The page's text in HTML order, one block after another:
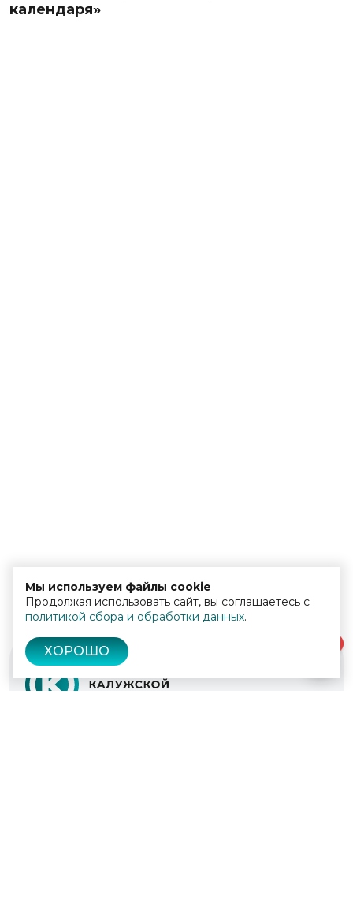
календаря»
Мы используем файлы cookie
Продолжая использовать сайт, вы соглашаетесь с
политикой сбора и обработки данных.
ХОРОШО